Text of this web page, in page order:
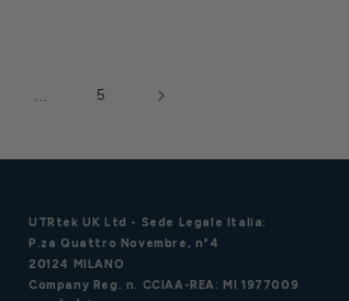
… 5
UTRtek UK Ltd - Sede Legale Italia:
P.za Quattro Novembre, n°4
20124 MILANO
Company Reg. n. CCIAA-REA: MI 1977009